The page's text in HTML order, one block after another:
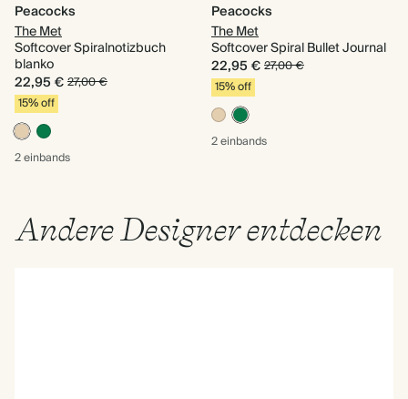
Peacocks
The Met
Softcover Spiralnotizbuch
blanko
22,95 €27,00 €
15% off
2 einbands
Peacocks
The Met
Softcover Spiral Bullet Journal
22,95 €27,00 €
15% off
2 einbands
Andere Designer entdecken